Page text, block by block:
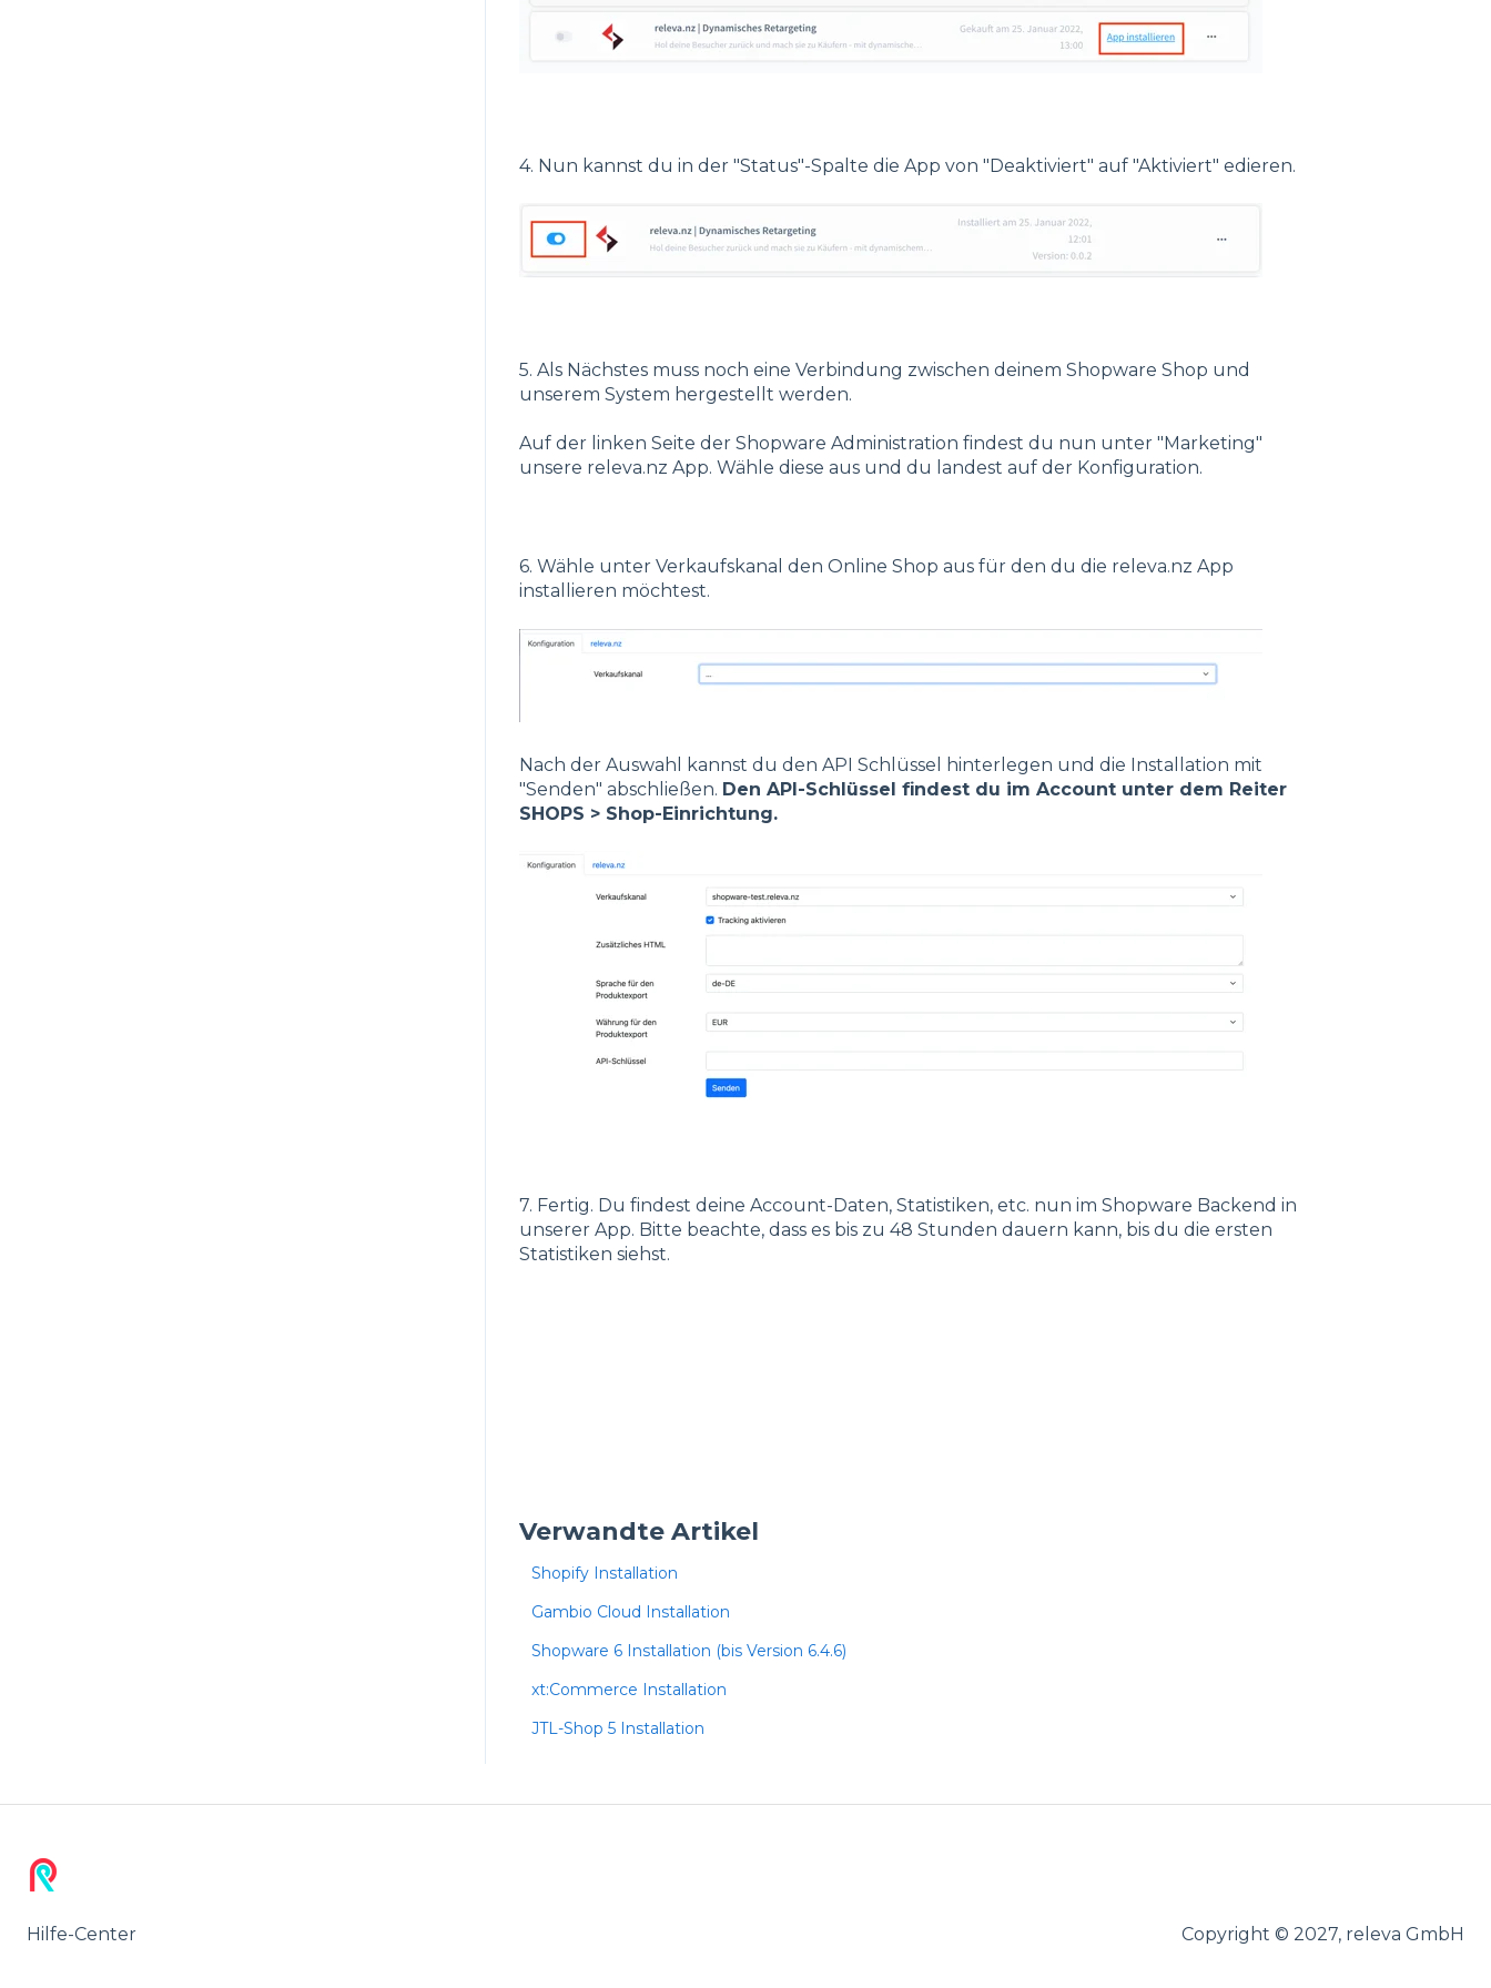
4. Nun kannst du in der "Status"-Spalte die App von "Deaktiviert" auf "Aktiviert" edieren.
5. Als Nächstes muss noch eine Verbindung zwischen deinem Shopware Shop und
unserem System hergestellt werden.
Auf der linken Seite der Shopware Administration findest du nun unter "Marketing"
unsere releva.nz App. Wähle diese aus und du landest auf der Konfiguration.
6. Wähle unter Verkaufskanal den Online Shop aus für den du die releva.nz App
installieren möchtest.
Nach der Auswahl kannst du den API Schlüssel hinterlegen und die Installation mit
"Senden" abschließen. Den API-Schlüssel findest du im Account unter dem Reiter
SHOPS > Shop-Einrichtung.
7. Fertig. Du findest deine Account-Daten, Statistiken, etc. nun im Shopware Backend in
unserer App. Bitte beachte, dass es bis zu 48 Stunden dauern kann, bis du die ersten
Statistiken siehst.
Verwandte Artikel
Shopify Installation
Gambio Cloud Installation
Shopware 6 Installation (bis Version 6.4.6)
xt:Commerce Installation
JTL-Shop 5 Installation
Hilfe-Center Copyright © 2027, releva GmbH